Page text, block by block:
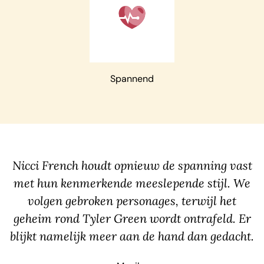
Spannend
Nicci French houdt opnieuw de spanning vast
met hun kenmerkende meeslepende stijl. We
volgen gebroken personages, terwijl het
geheim rond Tyler Green wordt ontrafeld. Er
blijkt namelijk meer aan de hand dan gedacht.